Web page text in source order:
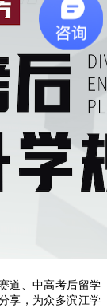
道、中高考后留学
享，为众多滨江学